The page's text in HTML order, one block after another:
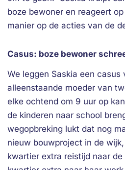
boze bewoner en reageert
manier op de acties van de
Casus: boze bewoner
We leggen Saskia een casus
alleenstaande moeder van
elke ochtend om 9 uur op
de kinderen naar school
wegopbreking lukt dat nog
nieuw bouwproject in de
kwartier extra reistijd naar